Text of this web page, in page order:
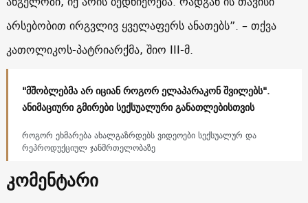
არსებობით ირგვლივ ყველაფერს ანათებს”. – თქვა
კათოლიკოს-პატრიარქმა, შიო III-მ.
"მშობლებმა არ იციან როგორ ელაპარაკონ შვილებს".
ანიმაციური გმირები სექსუალური განათლებისთვის
როგორ ეხმარება ახალგაზრდებს ვიდეოები სექსუალურ და
რეპროდუქციულ ჯანმრთელობაზე
კომენტარი